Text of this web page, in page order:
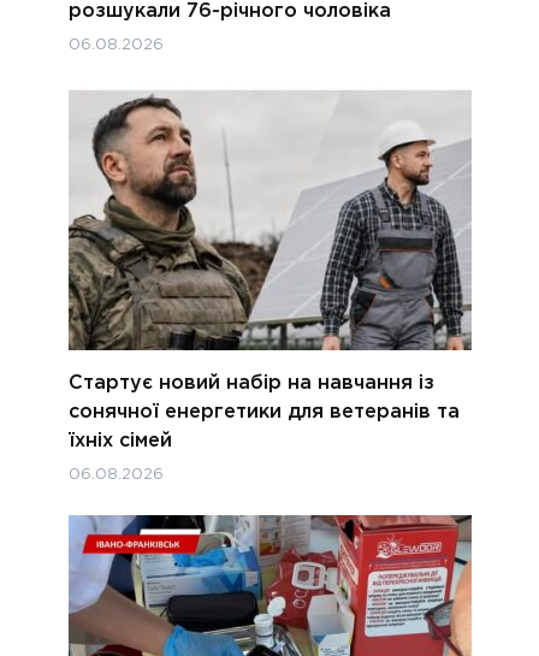
розшукали 76-річного чоловіка
06.08.2026
Стартує новий набір на навчання із
сонячної енергетики для ветеранів та
їхніх сімей
06.08.2026